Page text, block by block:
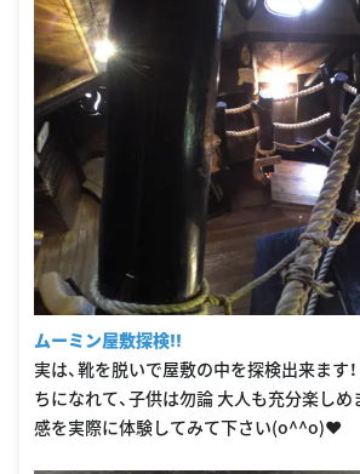
ムーミン屋敷探検‼︎
実は、靴を脱いで屋敷の中を探検出来ます
ちになれて、子供は勿論 大人も充分楽しめ
感を実際に体験してみて下さい(o^^o)❤︎